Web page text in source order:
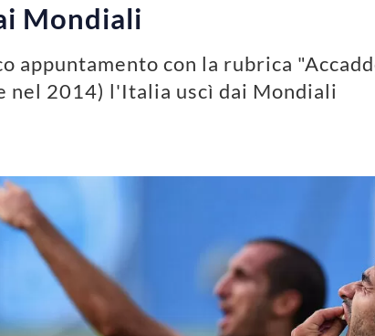
Mondiali
appuntamento con la rubrica
nel 2014) l'Italia uscì dai Mondiali